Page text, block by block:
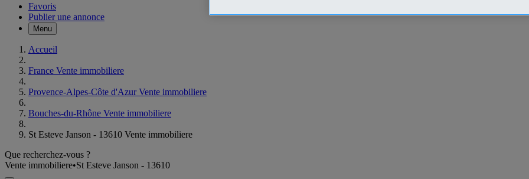
Favoris
Publier une annonce
Menu
Accueil
France Vente immobiliere
Provence-Alpes-Côte d'Azur Vente immobiliere
Bouches-du-Rhône Vente immobiliere
St Esteve Janson - 13610 Vente immobiliere
Que recherchez-vous ?
Vente immobiliere•St Esteve Janson - 13610